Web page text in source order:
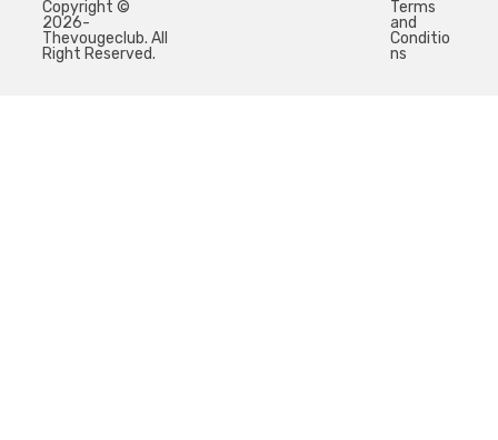
Copyright ©
2026-
Thevougeclub. All
Right Reserved.
Terms
and
Conditio
ns